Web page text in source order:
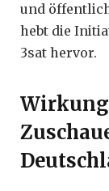
und
hebt die
3sat hervor.